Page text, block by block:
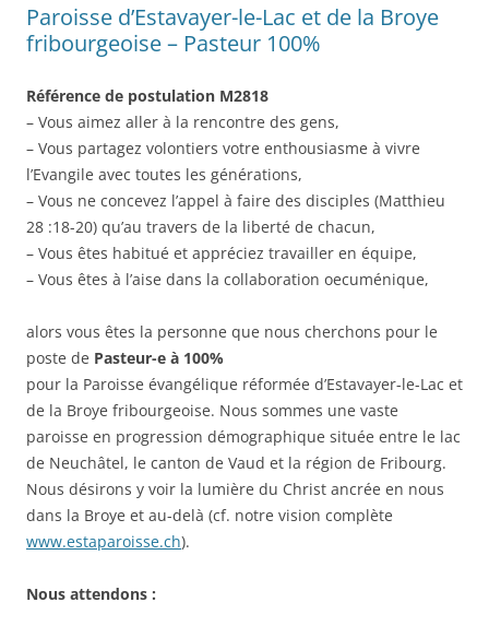
Paroisse d’Estavayer-le-Lac et de la Broye
fribourgeoise – Pasteur 100%
Référence de postulation M2818
– Vous aimez aller à la rencontre des gens,
– Vous partagez volontiers votre enthousiasme à vivre
l’Evangile avec toutes les générations,
– Vous ne concevez l’appel à faire des disciples (Matthieu
28 :18-20) qu’au travers de la liberté de chacun,
– Vous êtes habitué et appréciez travailler en équipe,
– Vous êtes à l’aise dans la collaboration oecuménique,
alors vous êtes la personne que nous cherchons pour le
poste de Pasteur-e à 100%
pour la Paroisse évangélique réformée d’Estavayer-le-Lac et
de la Broye fribourgeoise. Nous sommes une vaste
paroisse en progression démographique située entre le lac
de Neuchâtel, le canton de Vaud et la région de Fribourg.
Nous désirons y voir la lumière du Christ ancrée en nous
dans la Broye et au-delà (cf. notre vision complète
www.estaparoisse.ch).
Nous attendons :